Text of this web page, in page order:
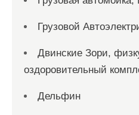
Грузовой
Двинские Зори,
оздоровительный
Дельфин